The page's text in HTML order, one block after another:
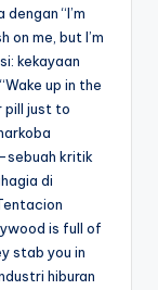
“I’m
on me, but I’m
kekayaan
up in the
pill just to
kritik
di
is full of
stab you in
hiburan